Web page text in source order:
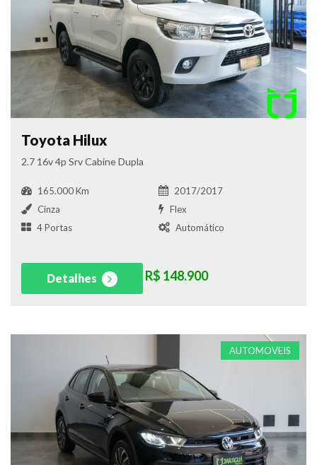
Toyota Hilux
2.7 16v 4p Srv Cabine Dupla
165.000 Km
2017/2017
Cinza
Flex
4 Portas
Automático
Detalhes R$ 148.900
AUTOMOVEIS